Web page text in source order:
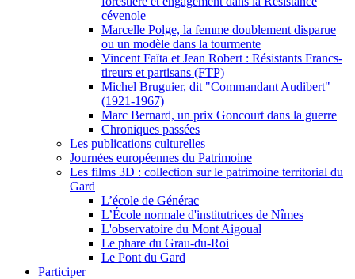
cévenole
Marcelle Polge, la femme doublement disparue
ou un modèle dans la tourmente
Vincent Faïta et Jean Robert : Résistants Francs-
tireurs et partisans (FTP)
Michel Bruguier, dit "Commandant Audibert"
(1921-1967)
Marc Bernard, un prix Goncourt dans la guerre
Chroniques passées
Les publications culturelles
Journées européennes du Patrimoine
Les films 3D : collection sur le patrimoine territorial du
Gard
L’école de Générac
L’École normale d'institutrices de Nîmes
L'observatoire du Mont Aigoual
Le phare du Grau-du-Roi
Le Pont du Gard
Participer